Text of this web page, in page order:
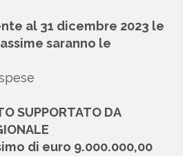
al 31 dicembre 2023 le
saranno le
SUPPORTATO DA
di euro 9.000.000,00